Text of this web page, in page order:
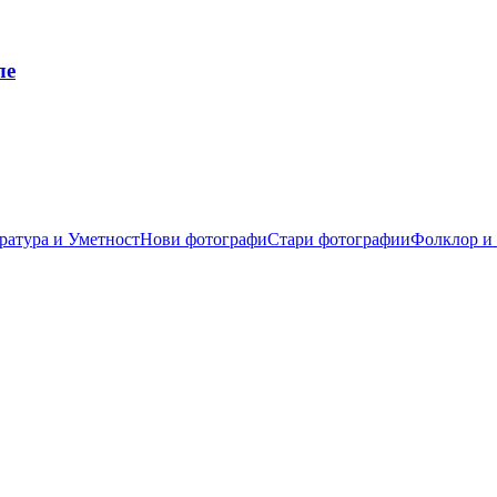
и УметностНови фотографиСтари фотографииФолклор и